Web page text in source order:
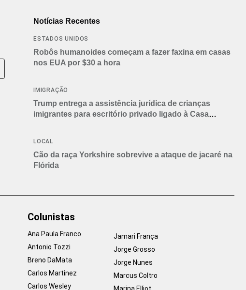
Notícias Recentes
ESTADOS UNIDOS
Robôs humanoides começam a fazer faxina em casas
nos EUA por $30 a hora
IMIGRAÇÃO
Trump entrega a assistência jurídica de crianças
imigrantes para escritório privado ligado à Casa
LOCAL
Cão da raça Yorkshire sobrevive a ataque de jacaré na
Flórida
Colunistas
Ana Paula Franco
Antonio Tozzi
Breno DaMata
Carlos Martinez
Carlos Wesley
Jamari França
Jorge Grosso
Jorge Nunes
Marcus Coltro